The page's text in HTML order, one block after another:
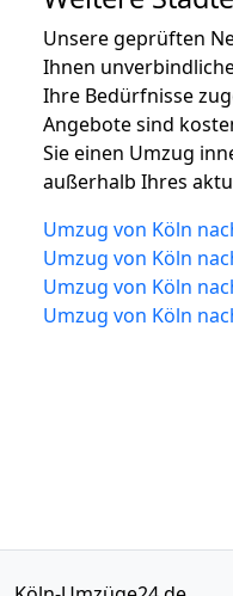
Unsere geprüften
Ihnen
Ihre Bedürfnisse
Angebote sind
Sie einen Umzug
außerhalb Ihres
Umzug von Köln
Umzug von Köln
Umzug von Köln
Umzug von Köln